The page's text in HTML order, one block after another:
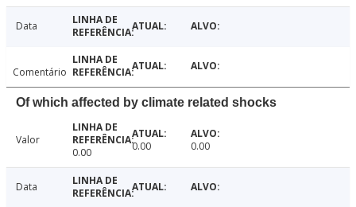
Data
Comentário
Of which affected by climate related shocks
Valor
0.00
0.00 0.00
Data